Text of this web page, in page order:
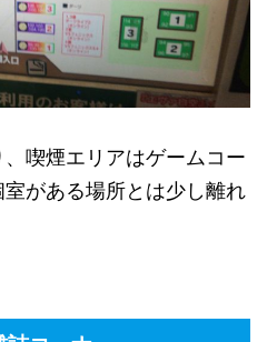
喫煙エリアはゲームコー
がある場所とは少し離れ